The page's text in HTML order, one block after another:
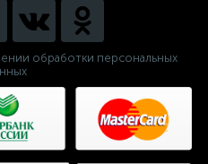
обработки персональных